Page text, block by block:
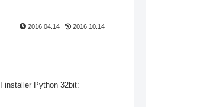
2016.04.14 2016.10.14
installer Python 32bit: